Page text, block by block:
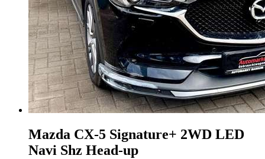
Mazda CX-5 Signature+ 2WD LED
Navi Shz Head-up